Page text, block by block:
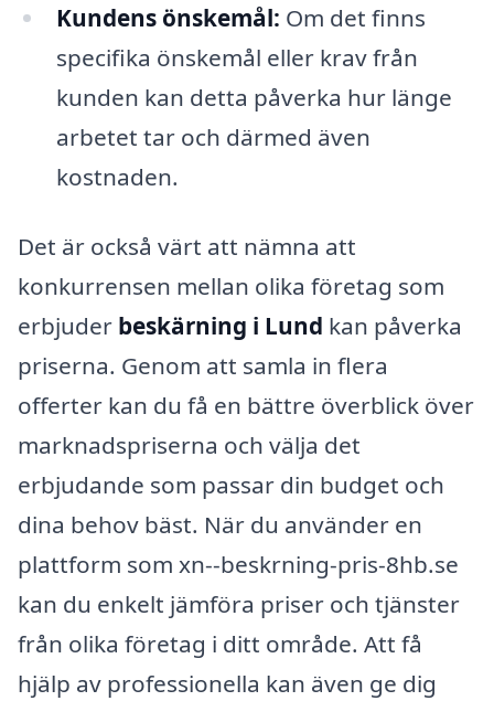
Kundens önskemål: Om det finns
specifika önskemål eller krav från
kunden kan detta påverka hur länge
arbetet tar och därmed även
kostnaden.
Det är också värt att nämna att
konkurrensen mellan olika företag som
erbjuder beskärning i Lund kan påverka
priserna. Genom att samla in flera
offerter kan du få en bättre överblick över
marknadspriserna och välja det
erbjudande som passar din budget och
dina behov bäst. När du använder en
plattform som xn--beskrning-pris-8hb.se
kan du enkelt jämföra priser och tjänster
från olika företag i ditt område. Att få
hjälp av professionella kan även ge dig